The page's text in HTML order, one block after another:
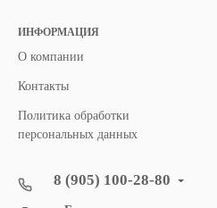
ИНФОРМАЦИЯ
О компании
Контакты
Политика обработки
персональных данных
8 (905) 100-28-80